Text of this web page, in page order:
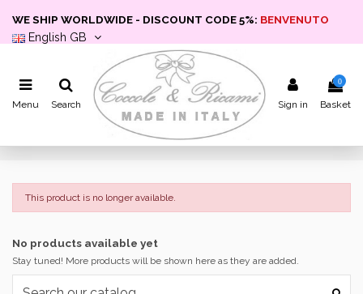
WE SHIP WORLDWIDE - DISCOUNT CODE 5%: BENVENUTO
English GB
Menu Search Sign in
0
Basket
This product is no longer available.
No products available yet
Stay tuned! More products will be shown here as they are added.